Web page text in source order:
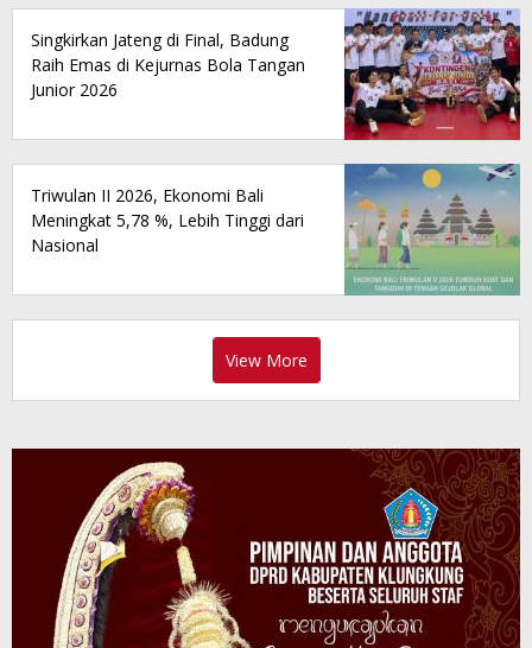
Singkirkan Jateng di Final, Badung
Raih Emas di Kejurnas Bola Tangan
Junior 2026
Triwulan II 2026, Ekonomi Bali
Meningkat 5,78 %, Lebih Tinggi dari
Nasional
View More